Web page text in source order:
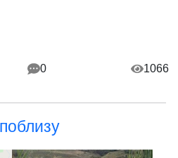
0 1066